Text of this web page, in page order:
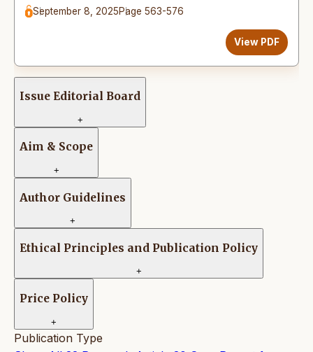
September 8, 2025Page 563-576
View PDF
Issue Editorial Board
+
Aim & Scope
+
Author Guidelines
+
Ethical Principles and Publication Policy
+
Price Policy
+
Publication Type